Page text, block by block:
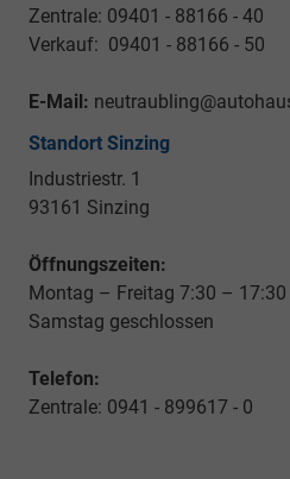
Zentrale: 09401 - 88166 - 40
Verkauf: 09401 - 88166 - 50
E-Mail:
Standort Sinzing
Industriestr. 1
93161 Sinzing
Öffnungszeiten:
Montag – Freitag 7:30 – 17:30
Samstag geschlossen
Telefon:
Zentrale: 0941 - 899617 - 0